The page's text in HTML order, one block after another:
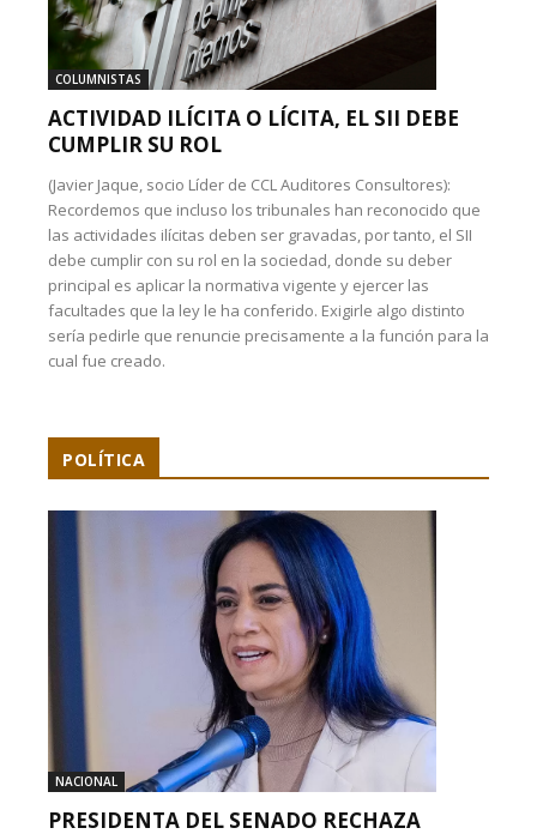
COLUMNISTAS
ACTIVIDAD ILÍCITA O LÍCITA, EL SII DEBE
CUMPLIR SU ROL
(Javier Jaque, socio Líder de CCL Auditores Consultores):
Recordemos que incluso los tribunales han reconocido que
las actividades ilícitas deben ser gravadas, por tanto, el SII
debe cumplir con su rol en la sociedad, donde su deber
principal es aplicar la normativa vigente y ejercer las
facultades que la ley le ha conferido. Exigirle algo distinto
sería pedirle que renuncie precisamente a la función para la
cual fue creado.
POLÍTICA
NACIONAL
PRESIDENTA DEL SENADO RECHAZA